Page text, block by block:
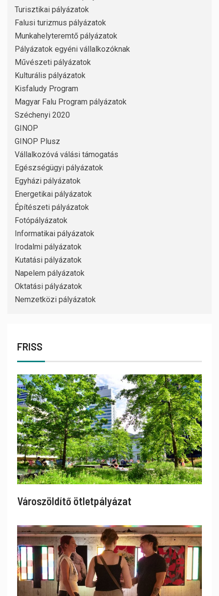
Turisztikai pályázatok
Falusi turizmus pályázatok
Munkahelyteremtő pályázatok
Pályázatok egyéni vállalkozóknak
Művészeti pályázatok
Kulturális pályázatok
Kisfaludy Program
Magyar Falu Program pályázatok
Széchenyi 2020
GINOP
GINOP Plusz
Vállalkozóvá válási támogatás
Egészségügyi pályázatok
Egyházi pályázatok
Energetikai pályázatok
Építészeti pályázatok
Fotópályázatok
Informatikai pályázatok
Irodalmi pályázatok
Kutatási pályázatok
Napelem pályázatok
Oktatási pályázatok
Nemzetközi pályázatok
FRISS
Városzöldítő ötletpályázat